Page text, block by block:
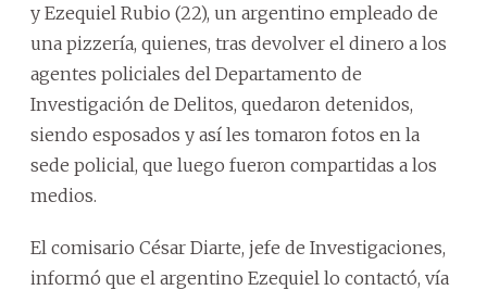
y Ezequiel Rubio (22), un argentino empleado de
una pizzería, quienes, tras devolver el dinero a los
agentes policiales del Departamento de
Investigación de Delitos, quedaron detenidos,
siendo esposados y así les tomaron fotos en la
sede policial, que luego fueron compartidas a los
medios.
El comisario César Diarte, jefe de Investigaciones,
informó que el argentino Ezequiel lo contactó, vía